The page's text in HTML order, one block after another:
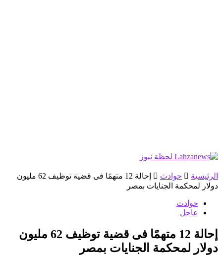
الرئيسية حوادث
إحالة 12 متهمًا فى قضية توظيف 62 مليون
دولار لمحكمة الجنايات بمصر
حوادث
عاجل
إحالة 12 متهمًا فى قضية توظيف 62 مليون
دولار لمحكمة الجنايات بمصر